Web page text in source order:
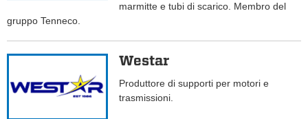
marmitte e tubi di scarico. Membro del
gruppo Tenneco.
Westar
Produttore di supporti per motori e
trasmissioni.